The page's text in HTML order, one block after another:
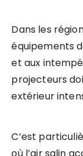
Dans les
équipements
et aux
projecteurs
extérieur
C’est